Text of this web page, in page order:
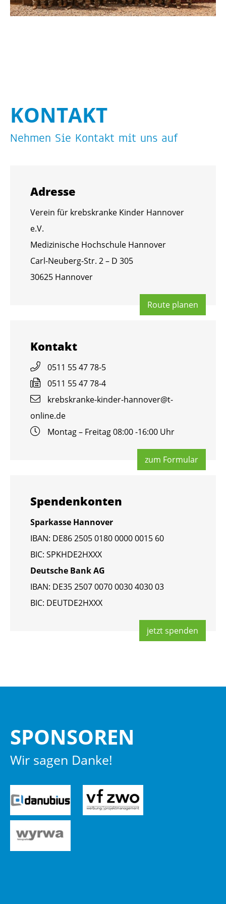
KON­TAKT
Neh­men Sie Kon­takt mit uns auf
Adres­se
Ver­ein für krebs­kran­ke Kin­der Han­no­ver
e.V.
Me­di­zi­ni­sche Hoch­schu­le Han­no­ver
Carl-Neu­berg-Str. 2 – D 305
30625 Han­no­ver
Route pla­nen
Kon­takt
0511 55 47 78-5
0511 55 47 78-4
krebs­kran­ke-kin­der-han­no­ver@​t-​
online.​de
Mon­tag – Frei­tag 08:00 -16:00 Uhr
zum For­mu­lar
Spen­den­kon­ten
Spar­kas­se Han­no­ver
IBAN: DE86 2505 0180 0000 0015 60
BIC: SPKHDE2HXXX
Deut­sche Bank AG
IBAN: DE35 2507 0070 0030 4030 03
BIC: DEUT­DE2HXXX
jetzt spen­den
SPON­SO­REN
Wir sagen Danke!